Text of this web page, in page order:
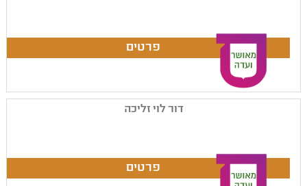
דור לוי זליכה